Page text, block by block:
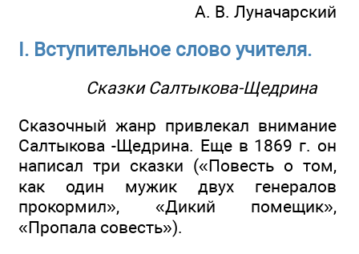
А. В. Луначарский
I. Вступительное слово учителя.
Сказки Салтыкова-Щедрина
Сказочный жанр привлекал внимание
Салтыкова -Щедрина. Еще в 1869 г. он
написал три сказки («Повесть о том,
как один мужик двух генералов
прокормил», «Дикий помещик»,
«Пропала совесть»).